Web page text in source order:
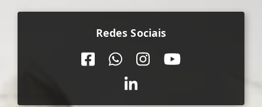
Redes Sociais